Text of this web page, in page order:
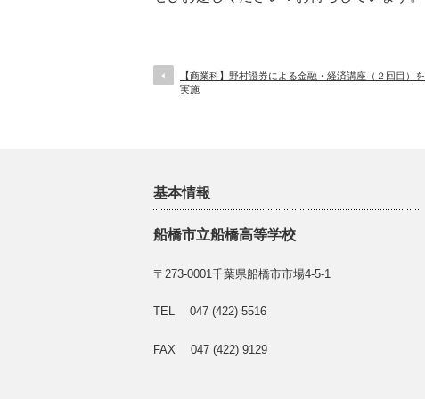
【商業科】野村證券による金融・経済講座（２回目）を
実施
基本情報
船橋市立船橋高等学校
〒273-0001千葉県船橋市市場4-5-1
TEL 047 (422) 5516
FAX 047 (422) 9129